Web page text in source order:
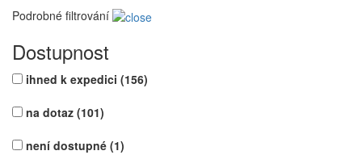
Podrobné filtrování
Dostupnost
ihned k expedici (156)
na dotaz (101)
není dostupné (1)